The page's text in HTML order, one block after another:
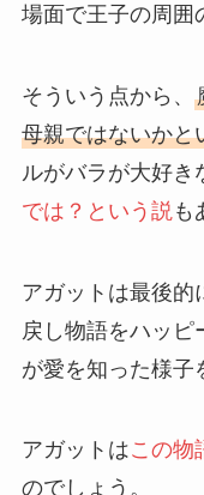
場面で王子の周囲
そういう点から、
母親ではないかと
ルがバラが大好き
では？という説 も
アガットは最後的
戻し物語をハッピ
が愛を知った様子
アガットはこの物
のでしょう。